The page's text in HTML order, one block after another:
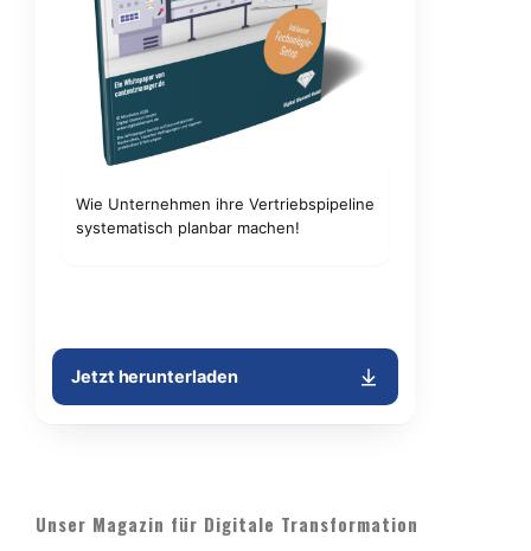
Unser Magazin für Digitale Transformation